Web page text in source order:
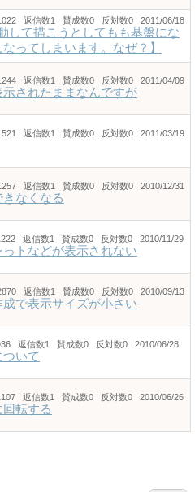
返信数1 賛成数0 反対数0 2011/06/18
して描こうとしてもも基盤にな
ってしまいます。なぜ？】
返信数1 賛成数0 反対数0 2011/04/09
されたままなんですが
返信数1 賛成数0 反対数0 2011/03/19
返信数1 賛成数0 反対数0 2010/12/31
きなくなる
返信数1 賛成数0 反対数0 2010/11/29
トなどが表示されない
返信数1 賛成数0 反対数0 2010/09/13
で表示サイズが小さい
返信数1 賛成数0 反対数0 2010/06/28
いて
返信数1 賛成数0 反対数0 2010/06/26
転する